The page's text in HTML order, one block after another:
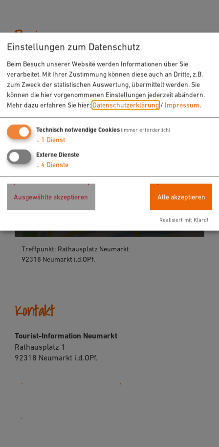
Preis
180,- €
Anmeldung ist erforderlich!
Möchten Sie von „OpenStreetMap/Leaflet“
bereitgestellte externe Inhalte laden?
Treffpunkt: Rathausplatz Neumarkt
92318 Neumarkt i.d.OPf.
Kontakt
Tourist-Information Neumarkt
Rathausplatz 1
92318 Neumarkt i.d.OPf.
Einstellungen zum Datenschutz
Beim Besuch unserer Website werden Informationen über Sie
verarbeitet. Mit Ihrer Zustimmung können diese auch an Dritte, z.B.
zum Zweck der statistischen Auswertung, übermittelt werden. Sie
können die hier vorgenommenen Einstellungen jederzeit abändern.
Mehr dazu erfahren Sie hier:Datenschutzerklärung / Impressum.
Technisch notwendige Cookies(immer erforderlich)
↓ 1 Dienst
Externe Dienste
↓ 4 Dienste
Ausgewählte akzeptieren Alle akzeptieren
Realisiert mit Klaro!